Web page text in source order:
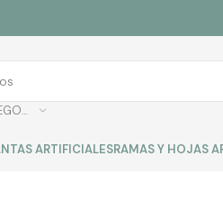
SELECCIONAR CATEGORÍA
ARTIFICIALESRAMAS Y HOJAS